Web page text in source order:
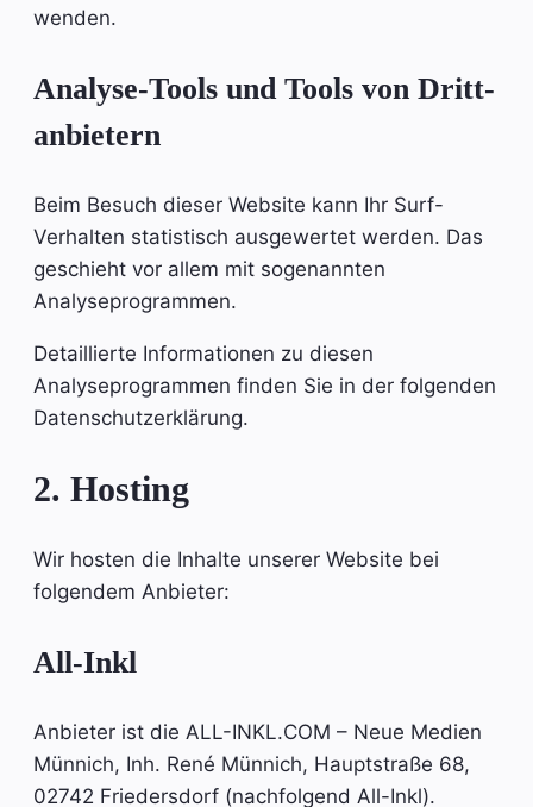
wenden.
Analyse-Tools und Tools von Dritt­
anbietern
Beim Besuch dieser Website kann Ihr Surf-
Verhalten statistisch ausgewertet werden. Das
geschieht vor allem mit sogenannten
Analyseprogrammen.
Detaillierte Informationen zu diesen
Analyseprogrammen finden Sie in der folgenden
Datenschutzerklärung.
2. Hosting
Wir hosten die Inhalte unserer Website bei
folgendem Anbieter:
All-Inkl
Anbieter ist die ALL-INKL.COM – Neue Medien
Münnich, Inh. René Münnich, Hauptstraße 68,
02742 Friedersdorf (nachfolgend All-Inkl).